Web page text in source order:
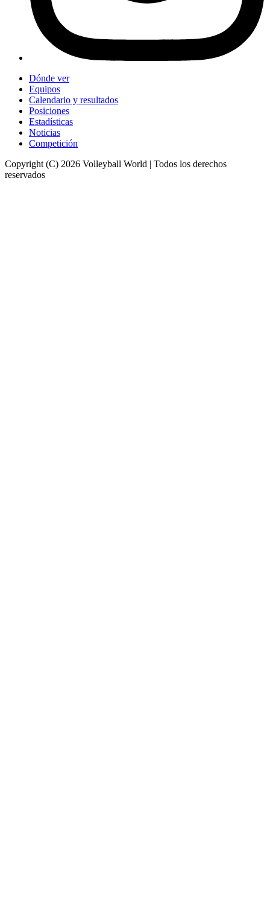
Dónde ver
Equipos
Calendario y resultados
Posiciones
Estadísticas
Noticias
Competición
Copyright (C) 2026 Volleyball World | Todos los derechos
reservados